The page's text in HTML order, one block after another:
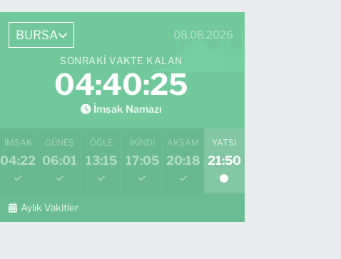
BURSA 08.08.2026
SONRAKI VAKTE KALAN
04:40:23
İmsak Namazı
İMSAK
04:22
GÜNEŞ
06:01
ÖĞLE
13:15
İKINDI
17:05
AKŞAM
20:18
YATSI
21:50
Aylık Vakitler